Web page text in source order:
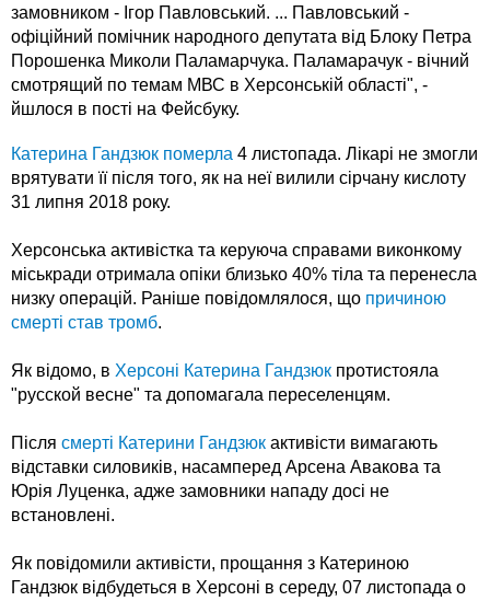
замовником - Ігор Павловський. ... Павловський -
офіційний помічник народного депутата від Блоку Петра
Порошенка Миколи Паламарчука. Паламарачук - вічний
смотрящий по темам МВС в Херсонській області", -
йшлося в пості на Фейсбуку.
Катерина Гандзюк померла 4 листопада. Лікарі не змогли
врятувати її після того, як на неї вилили сірчану кислоту
31 липня 2018 року.
Херсонська активістка та керуюча справами виконкому
міськради отримала опіки близько 40% тіла та перенесла
низку операцій. Раніше повідомлялося, що причиною
смерті став тромб.
Як відомо, в Херсоні Катерина Гандзюк протистояла
"русской весне" та допомагала переселенцям.
Після смерті Катерини Гандзюк активісти вимагають
відставки силовиків, насамперед Арсена Авакова та
Юрія Луценка, адже замовники нападу досі не
встановлені.
Як повідомили активісти, прощання з Катериною
Гандзюк відбудеться в Херсоні в середу, 07 листопада о